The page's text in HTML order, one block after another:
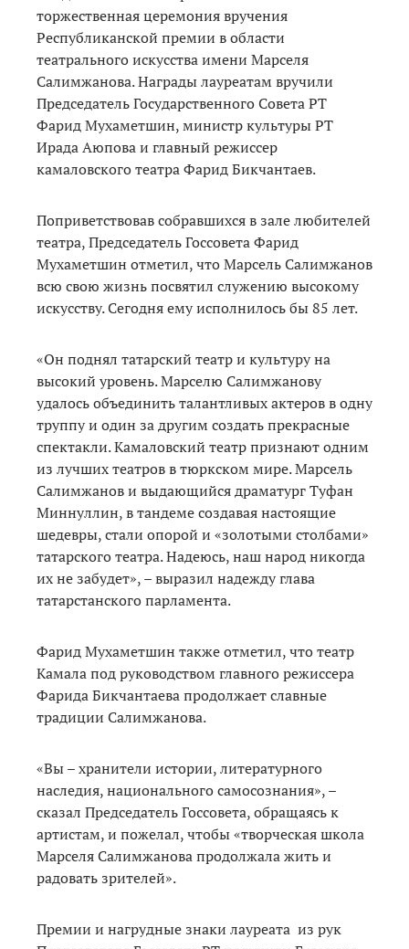
торжественная церемония вручения
Республиканской премии в области
театрального искусства имени Марселя
Салимжанова. Награды лауреатам вручили
Председатель Государственного Совета РТ
Фарид Мухаметшин, министр культуры РТ
Ирада Аюпова и главный режиссер
камаловского театра Фарид Бикчантаев.
Поприветствовав собравшихся в зале любителей
театра, Председатель Госсовета Фарид
Мухаметшин отметил, что Марсель Салимжанов
всю свою жизнь посвятил служению высокому
искусству. Сегодня ему исполнилось бы 85 лет.
«Он поднял татарский театр и культуру на
высокий уровень. Марселю Салимжанову
удалось объединить талантливых актеров в одну
труппу и один за другим создать прекрасные
спектакли. Камаловский театр признают одним
из лучших театров в тюркском мире. Марсель
Салимжанов и выдающийся драматург Туфан
Миннуллин, в тандеме создавая настоящие
шедевры, стали опорой и «золотыми столбами»
татарского театра. Надеюсь, наш народ никогда
их не забудет», – выразил надежду глава
татарстанского парламента.
Фарид Мухаметшин также отметил, что театр
Камала под руководством главного режиссера
Фарида Бикчантаева продолжает славные
традиции Салимжанова.
«Вы – хранители истории, литературного
наследия, национального самосознания», –
сказал Председатель Госсовета, обращаясь к
артистам, и пожелал, чтобы «творческая школа
Марселя Салимжанова продолжала жить и
радовать зрителей».
Премии и нагрудные знаки лауреата из рук